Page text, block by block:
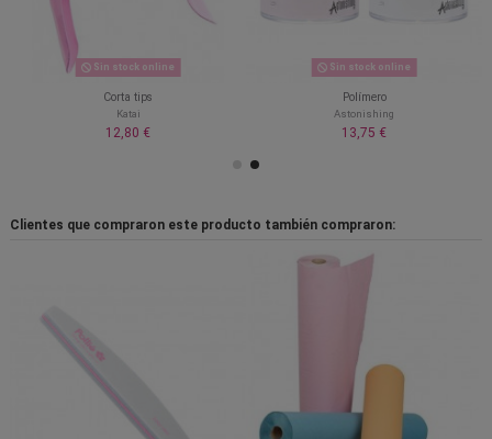
Sin stock online
Corta tips
Katai
12,80 €
Sin stock online
Polímero
Astonishing
13,75 €
Clientes que compraron este producto también compraron: